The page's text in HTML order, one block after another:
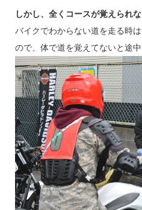
しかし、全くコースが覚えられな
バイクでわからない道を走る時
ので、体で道を覚えてないと途